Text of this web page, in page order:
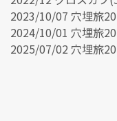
2023/10/07 穴埋旅
2024/10/01 穴埋旅
2025/07/02 穴埋旅